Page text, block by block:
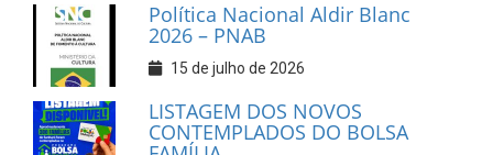
Política Nacional Aldir Blanc
2026 – PNAB
15 de julho de 2026
LISTAGEM DOS NOVOS
CONTEMPLADOS DO BOLSA